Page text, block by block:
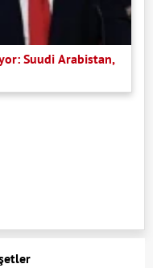
Suudi Arabistan,